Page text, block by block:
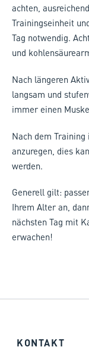
achten,
Trainingseinheit
Tag notwendig.
und
Nach längeren
langsam und
immer einen
Nach dem
anzuregen, dies
werden.
Generell gilt:
Ihrem Alter an,
nächsten Tag mit
erwachen!
KONTAKT